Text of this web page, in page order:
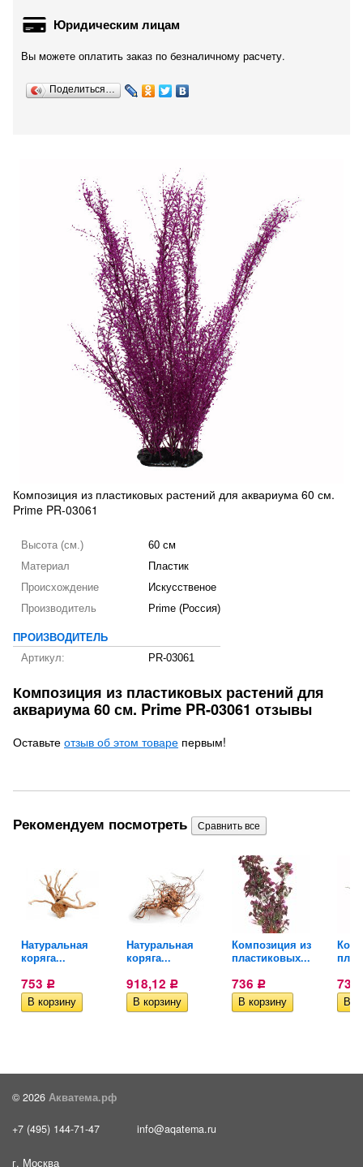
Юридическим лицам
Вы можете оплатить заказ по безналичному расчету.
Поделиться…
Композиция из пластиковых растений для аквариума 60 см.
Prime PR-03061
Высота (см.)
60 см
Материал
Пластик
Происхождение
Искусственое
Производитель
Prime (Россия)
ПРОИЗВОДИТЕЛЬ
Артикул:
PR-03061
Композиция из пластиковых растений для
аквариума 60 см. Prime PR-03061 отзывы
Оставьте отзыв об этом товаре первым!
Рекомендуем посмотреть
Натуральная
коряга...
753 Р
Натуральная
коряга...
918,12 Р
Композиция из
пластиковых...
736 Р 736
© 2026 Акватема.рф
+7 (495) 144-71-47 info@aqatema.ru
г. Москва